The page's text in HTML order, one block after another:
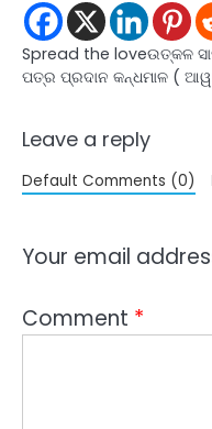
Spread the loveଉତ୍କଳ
ପତ୍ର ପ୍ରଦାନ କନ୍ଧମାଳ (
Leave a reply
Default Comments (0)
Your email
Comment *